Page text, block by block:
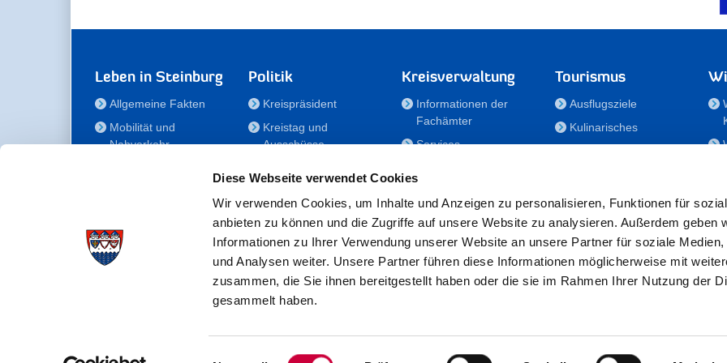
Diese Webseite verwendet Cookies
Wir verwenden Cookies, um Inhalte und Anzeigen zu personalisieren, Funktionen für
anbieten zu können und die Zugriffe auf unsere Website zu analysieren. Außerdem geben
Informationen zu Ihrer Verwendung unserer Website an unsere Partner für soziale Medien,
und Analysen weiter. Unsere Partner führen diese Informationen möglicherweise mit
zusammen, die Sie ihnen bereitgestellt haben oder die sie im Rahmen Ihrer Nutzung der
gesammelt haben.
Einwilligungsauswahl
Leben in Steinburg
Allgemeine Fakten
Mobilität und
Nahverkehr
Gesundheit
Bildung
Politik
Kreispräsident
Kreistag und
Ausschüsse
für Menschen mit
Behinderung
Der
Kreisseniorenbeirat
Förderstiftung
Fördergesellschaft/Sportförderung
Kreisverwaltung
Informationen der
Fachämter
Services
Nachwuchskräfte
Notdienste
Bekanntmachungen
Formulare/Downloads
RSS-Feeds
Tourismus
Ausflugsziele
Kulinarisches
Veranstaltungen